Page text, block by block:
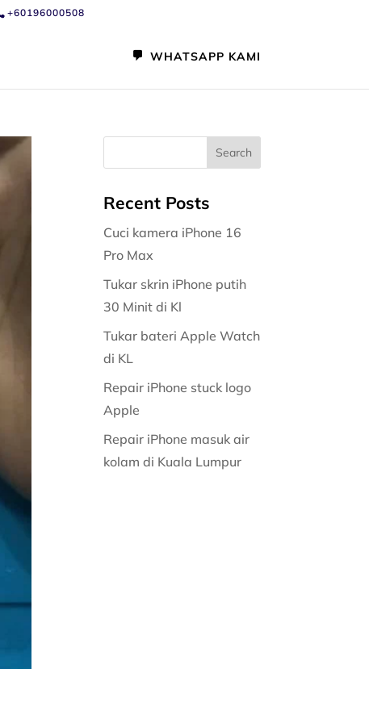
+60196000508
WHATSAPP KAMI
Recent Posts
Cuci kamera iPhone 16
Pro Max
Tukar skrin iPhone putih
30 Minit di Kl
Tukar bateri Apple Watch
di KL
Repair iPhone stuck logo
Apple
Repair iPhone masuk air
kolam di Kuala Lumpur